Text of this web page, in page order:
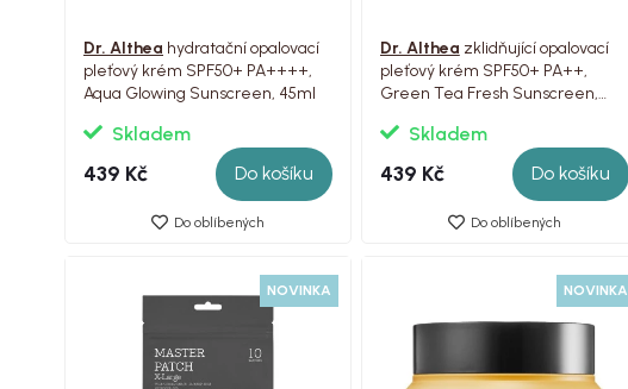
Dr. Althea hydratační opalovací
pleťový krém SPF50+ PA++++,
Aqua Glowing Sunscreen, 45ml
Skladem
439 Kč Do košíku
Do oblíbených
Dr. Althea zklidňující opalovací
pleťový krém SPF50+ PA++,
Green Tea Fresh Sunscreen,
Skladem
439 Kč Do košíku
Do oblíbených
NOVINKA NOVINKA